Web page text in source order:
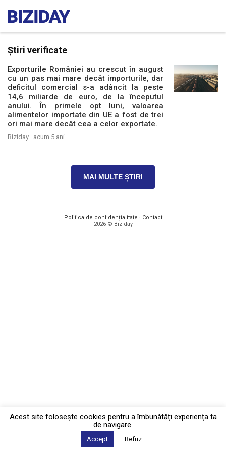
Știri verificate
Exporturile României au crescut în august
cu un pas mai mare decât importurile, dar
deficitul comercial s-a adâncit la peste
14,6 miliarde de euro, de la începutul
anului. În primele opt luni, valoarea
alimentelor importate din UE a fost de trei
ori mai mare decât cea a celor exportate.
Biziday · acum 5 ani
MAI MULTE ȘTIRI
Politica de confidențialitate · Contact
2026 © Biziday
Acest site foloseşte cookies pentru a îmbunătăți experiența ta
de navigare.
Accept Refuz